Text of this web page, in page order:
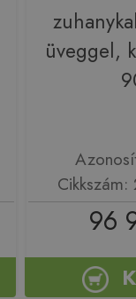
üveggel,
96